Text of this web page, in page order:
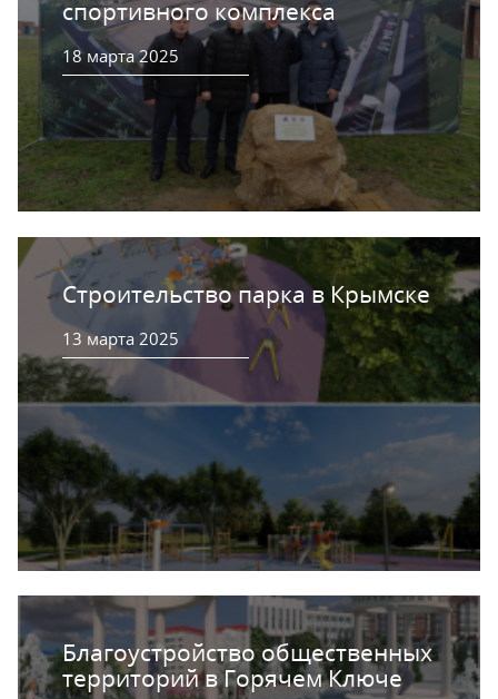
спортивного комплекса
18 марта 2025
Строительство парка в Крымске
13 марта 2025
Благоустройство общественных
территорий в Горячем Ключе